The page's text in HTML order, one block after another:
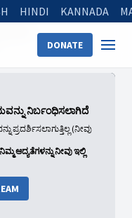
HINDI KANNADA
DONATE
ನಿರ್ಬಂಧಿಸಲಾಗಿದೆ
ಪ್ರದರ್ಶಿಸಲಾಗುತ್ತಿಲ್ಲ (ನೀವು
ಆದ್ಯತೆಗಳನ್ನು ನೀವು ಇಲ್ಲಿ